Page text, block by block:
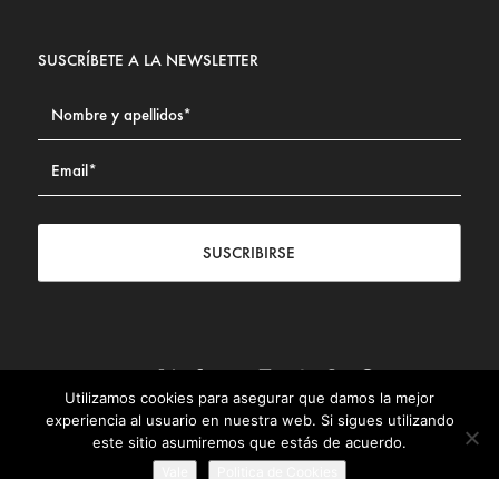
SUSCRÍBETE A LA NEWSLETTER
SUSCRIBIRSE
Contacto | Aviso legal | Política de privacidad | Política de
Cookies
© Fundación Civismo 2025
Utilizamos cookies para asegurar que damos la mejor
experiencia al usuario en nuestra web. Si sigues utilizando
este sitio asumiremos que estás de acuerdo.